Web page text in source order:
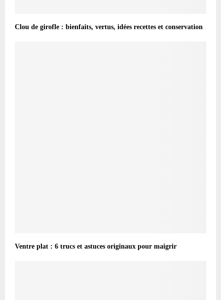
Clou de girofle : bienfaits, vertus, idées recettes et conservation
Ventre plat : 6 trucs et astuces originaux pour maigrir